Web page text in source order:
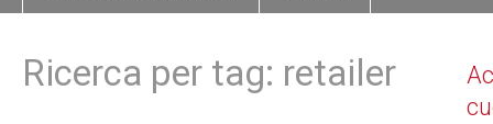
Ricerca per tag: retailer